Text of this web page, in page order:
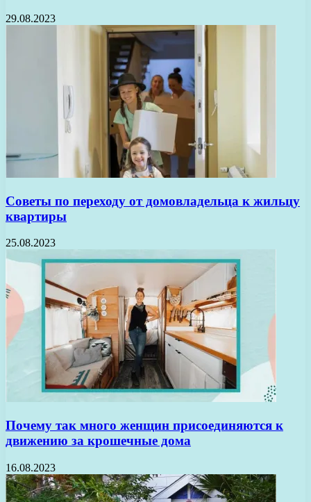
29.08.2023
Советы по переходу от домовладельца к жильцу
квартиры
25.08.2023
Почему так много женщин присоединяются к
движению за крошечные дома
16.08.2023